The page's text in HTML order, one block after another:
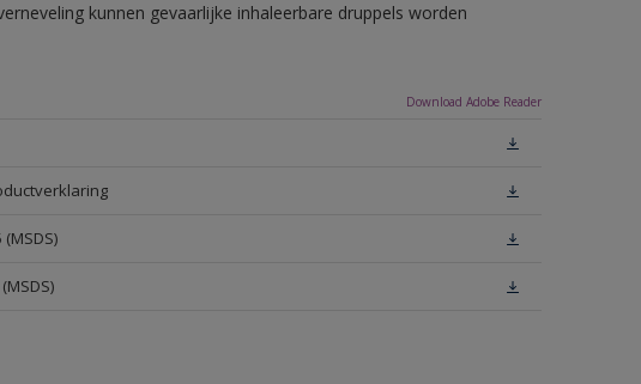
kunnen gevaarlijke inhaleerbare druppels worden
Download Adobe Reader